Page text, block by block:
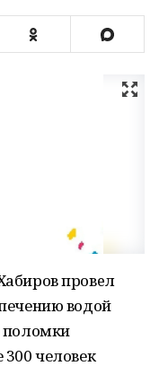
провeл
водой
поломки
300 человек